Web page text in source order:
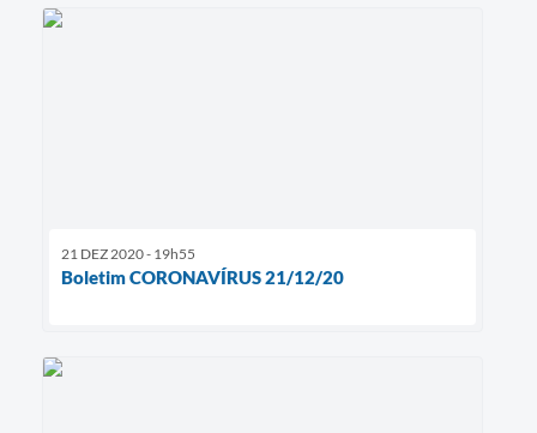
21 DEZ 2020 - 19h55
Boletim CORONAVÍRUS 21/12/20